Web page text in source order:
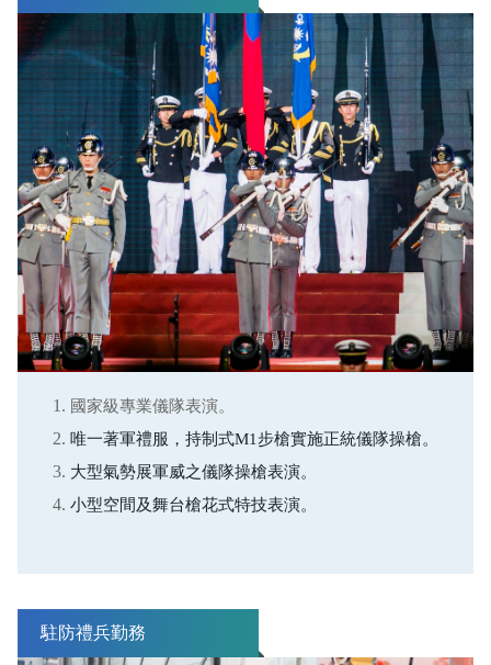
國家級專業儀隊表演。
唯一著軍禮服，持制式M1步槍實施正統儀隊操槍。
大型氣勢展軍威之儀隊操槍表演。
小型空間及舞台槍花式特技表演。
駐防禮兵勤務